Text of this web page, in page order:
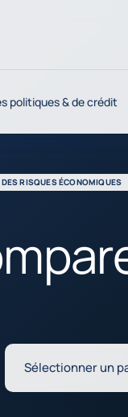
politiques & de crédit
RISQUES ÉCONOMIQUES
Sélectionner un